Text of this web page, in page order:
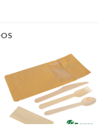
pueden
página
de
producto